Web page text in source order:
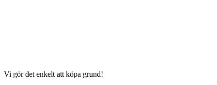
Vi gör det enkelt att köpa grund!